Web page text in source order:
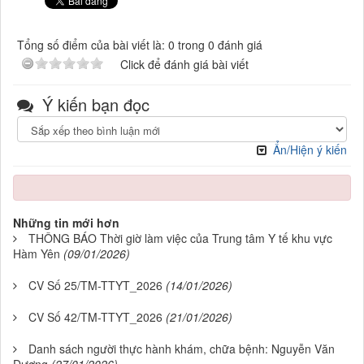
Tổng số điểm của bài viết là: 0 trong 0 đánh giá
Click để đánh giá bài viết
Ý kiến bạn đọc
Ẩn/Hiện ý kiến
Những tin mới hơn
THÔNG BÁO Thời giờ làm việc của Trung tâm Y tế khu vực
Hàm Yên (09/01/2026)
CV Số 25/TM-TTYT_2026 (14/01/2026)
CV Số 42/TM-TTYT_2026 (21/01/2026)
Danh sách người thực hành khám, chữa bệnh: Nguyễn Văn